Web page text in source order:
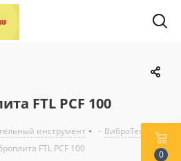
FTL PCF 100
инструмент - ВиброТехника
FTL PCF 100
0